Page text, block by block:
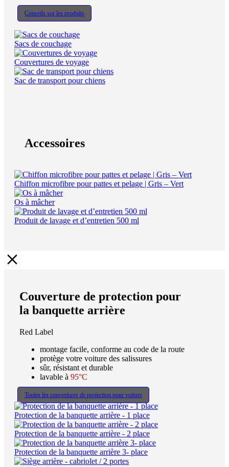
Conseils sur les produits
Sacs de couchage
Couvertures de voyage
Sac de transport pour chiens
Accessoires
Chiffon microfibre pour pattes et pelage | Gris – Vert
Os à mâcher
Produit de lavage et d’entretien 500 ml
Couverture de protection pour
la banquette arrière
Red Label
montage facile, conforme au code de la route
protège votre voiture des salissures
sûr, résistant et durable
lavable à 95°C
Toutes les couvertures de protection pour voiture
Protection de la banquette arrière - 1 place
Protection de la banquette arrière - 2 place
Protection de la banquette arrière 3- place